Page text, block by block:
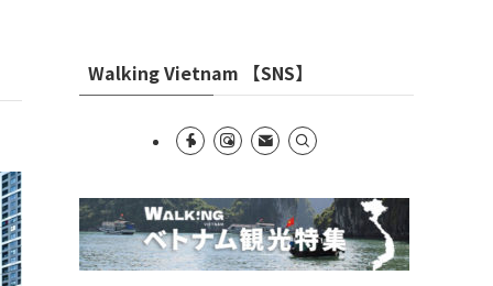
Walking Vietnam 【SNS】